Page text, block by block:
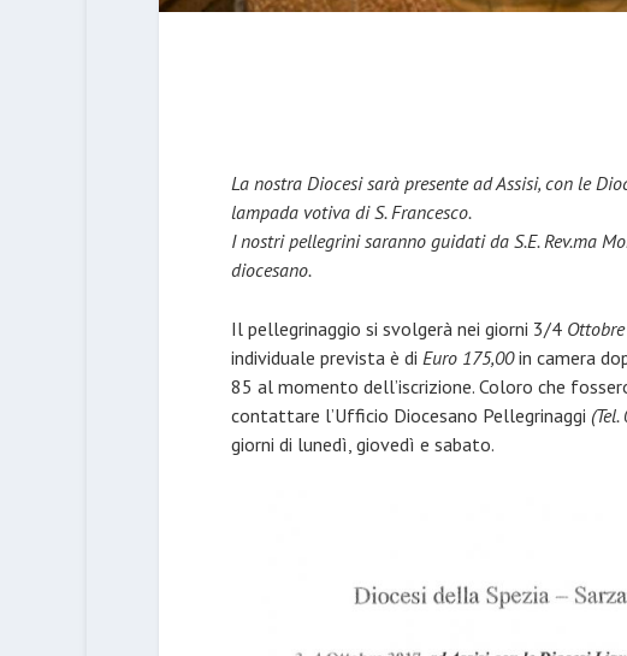
La nostra Diocesi sarà presente ad Assisi, con le
lampada votiva di S. Francesco.
I nostri pellegrini saranno guidati da S.E. Rev.ma
diocesano.
Il pellegrinaggio si svolgerà nei giorni 3/4
individuale prevista è di Euro 175,00in camera
85 al momento dell’iscrizione. Coloro che
contattare l’Ufficio Diocesano Pellegrinaggi
giorni di lunedì, giovedì e sabato.